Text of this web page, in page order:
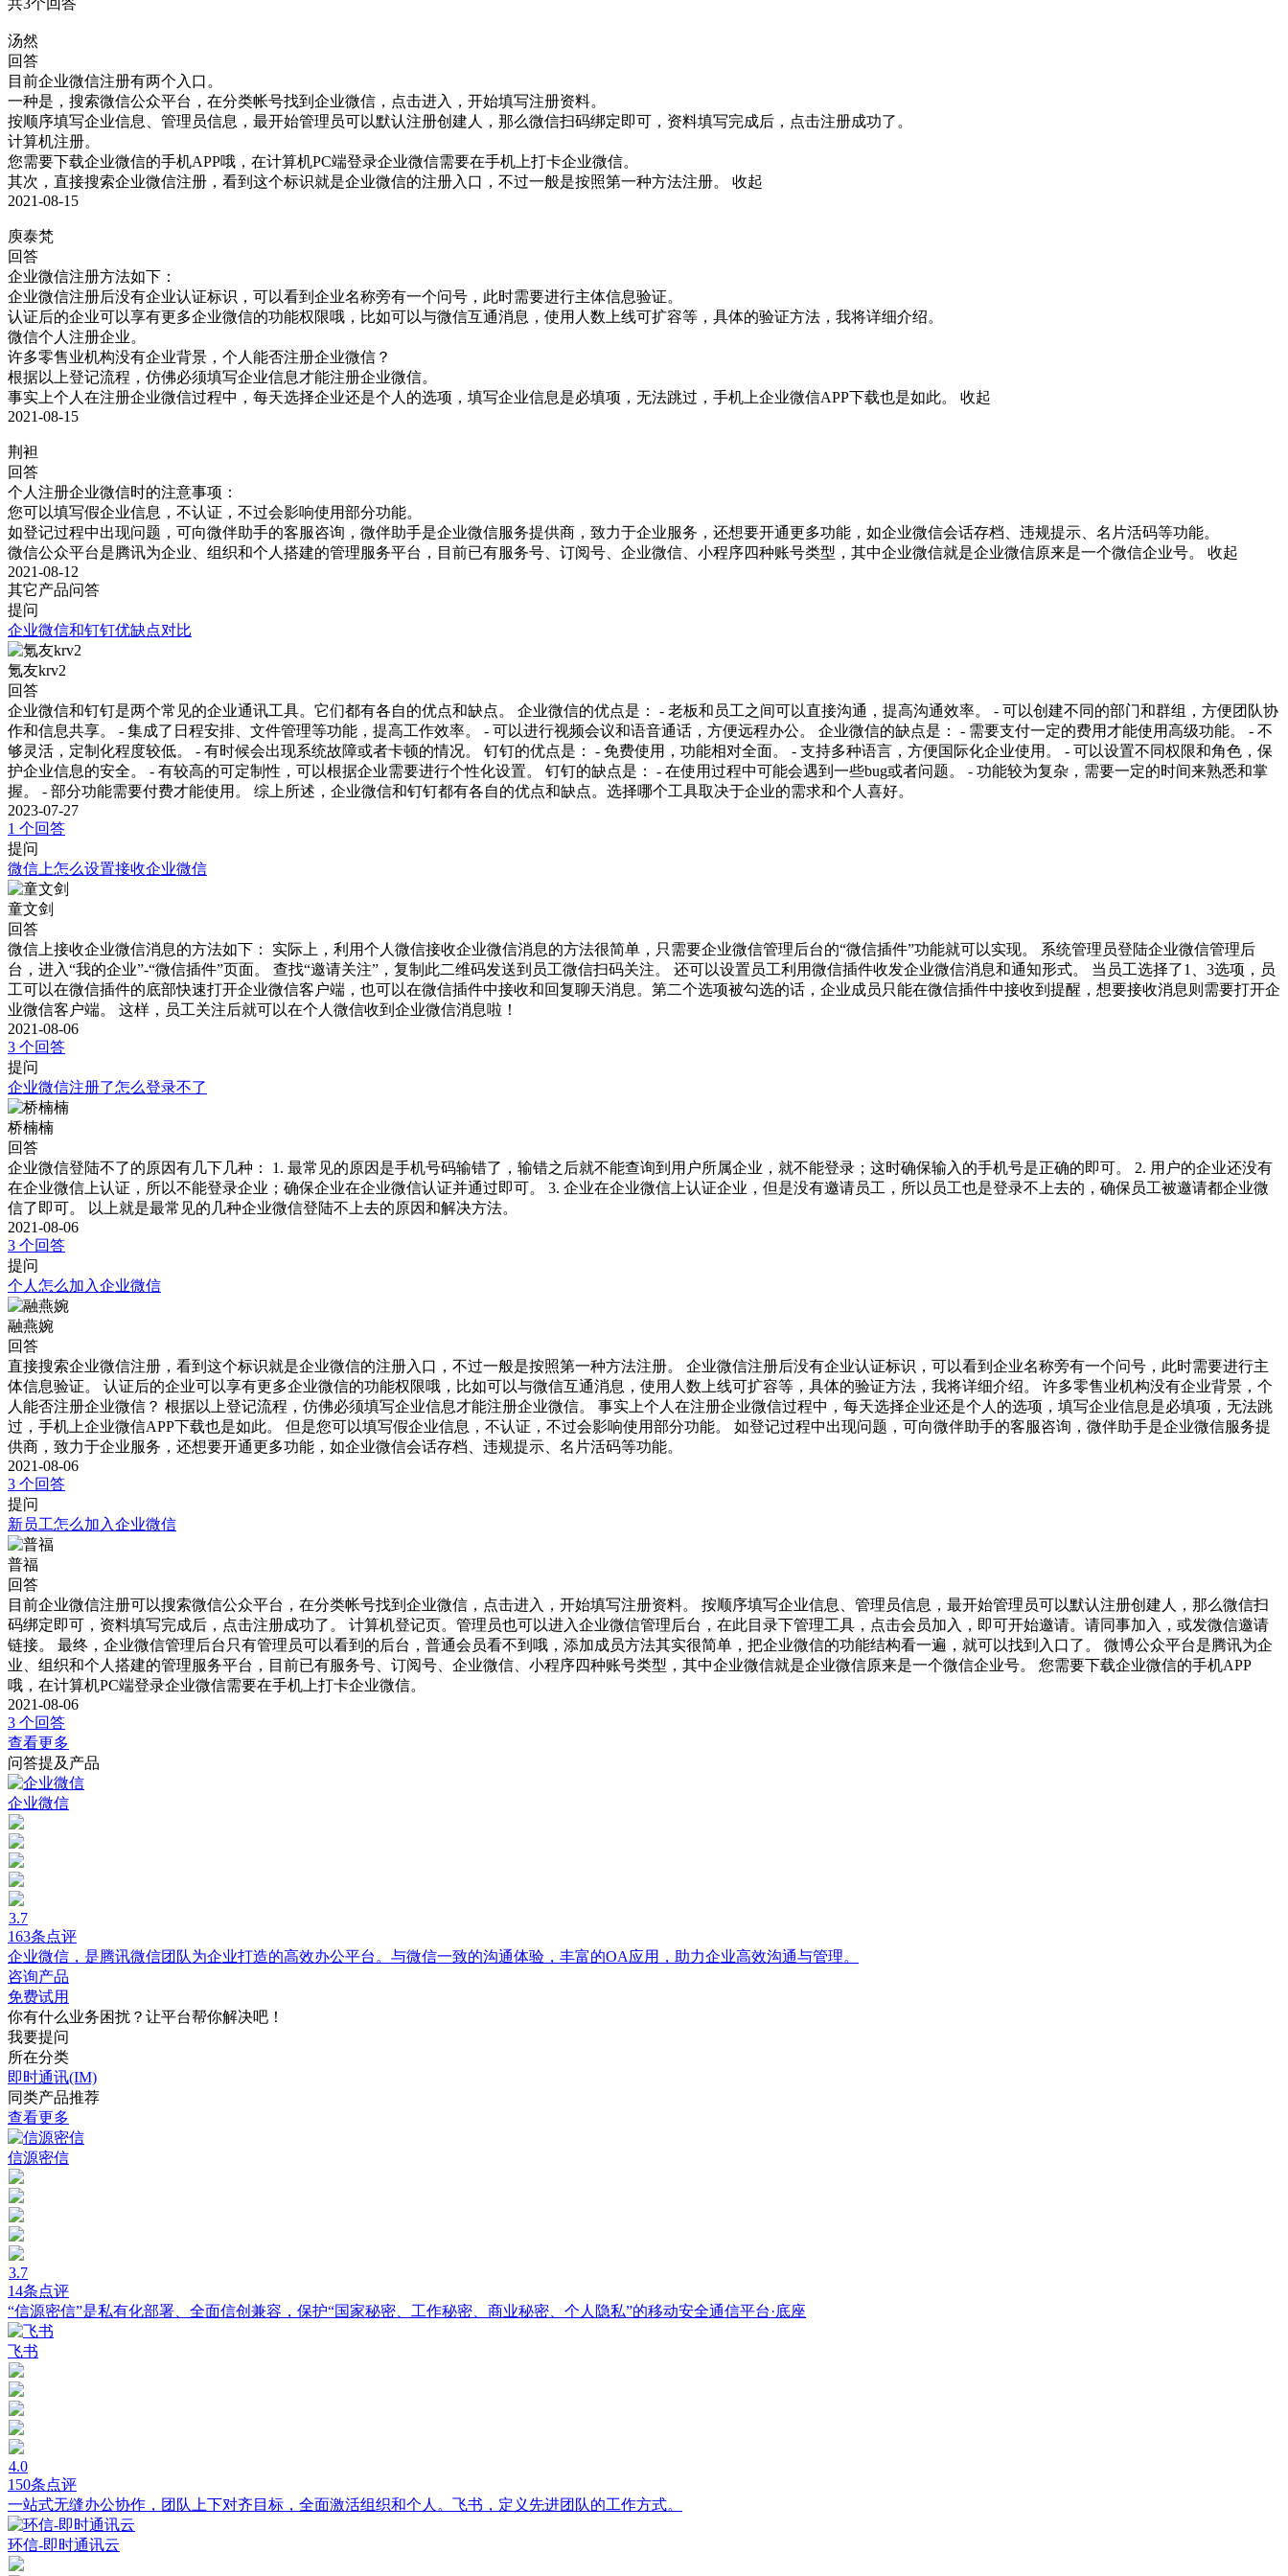
汤然
回答
目前企业微信注册有两个入口。
一种是，搜索微信公众平台，在分类帐号找到企业微信，点击进入，开始填写注册资料。
按顺序填写企业信息、管理员信息，最开始管理员可以默认注册创建人，那么微信扫码绑定即可，资料填写完成后，点击注册成功了。
计算机注册。
您需要下载企业微信的手机APP哦，在计算机PC端登录企业微信需要在手机上打卡企业微信。
其次，直接搜索企业微信注册，看到这个标识就是企业微信的注册入口，不过一般是按照第一种方法注册。
收起
2021-08-15
庾泰梵
回答
企业微信注册方法如下：
企业微信注册后没有企业认证标识，可以看到企业名称旁有一个问号，此时需要进行主体信息验证。
认证后的企业可以享有更多企业微信的功能权限哦，比如可以与微信互通消息，使用人数上线可扩容等，具体的验证方法，我将详细介绍。
微信个人注册企业。
许多零售业机构没有企业背景，个人能否注册企业微信？
根据以上登记流程，仿佛必须填写企业信息才能注册企业微信。
事实上个人在注册企业微信过程中，每天选择企业还是个人的选项，填写企业信息是必填项，无法跳过，手机上企业微信APP下载也是如此。
收起
2021-08-15
荆袒
回答
个人注册企业微信时的注意事项：
您可以填写假企业信息，不认证，不过会影响使用部分功能。
如登记过程中出现问题，可向微伴助手的客服咨询，微伴助手是企业微信服务提供商，致力于企业服务，还想要开通更多功能，如企业微信会话存档、违规提示、名片活码等功能。
微信公众平台是腾讯为企业、组织和个人搭建的管理服务平台，目前已有服务号、订阅号、企业微信、小程序四种账号类型，其中企业微信就是企业微信原来是一个微信企业号。
收起
2021-08-12
其它产品问答
提问
企业微信和钉钉优缺点对比
氪友krv2
回答
企业微信和钉钉是两个常见的企业通讯工具。它们都有各自的优点和缺点。 企业微信的优点是： - 老板和员工之间可以直接沟通，提高沟通效率。 - 可以创建不同的部门和群组，方便团队协
作和信息共享。 - 集成了日程安排、文件管理等功能，提高工作效率。 - 可以进行视频会议和语音通话，方便远程办公。 企业微信的缺点是： - 需要支付一定的费用才能使用高级功能。 - 不
够灵活，定制化程度较低。 - 有时候会出现系统故障或者卡顿的情况。 钉钉的优点是： - 免费使用，功能相对全面。 - 支持多种语言，方便国际化企业使用。 - 可以设置不同权限和角色，保
护企业信息的安全。 - 有较高的可定制性，可以根据企业需要进行个性化设置。 钉钉的缺点是： - 在使用过程中可能会遇到一些bug或者问题。 - 功能较为复杂，需要一定的时间来熟悉和掌
握。 - 部分功能需要付费才能使用。 综上所述，企业微信和钉钉都有各自的优点和缺点。选择哪个工具取决于企业的需求和个人喜好。
2023-07-27
1 个回答
提问
微信上怎么设置接收企业微信
童文剑
回答
微信上接收企业微信消息的方法如下： 实际上，利用个人微信接收企业微信消息的方法很简单，只需要企业微信管理后台的“微信插件”功能就可以实现。 系统管理员登陆企业微信管理后
台，进入“我的企业”-“微信插件”页面。 查找“邀请关注”，复制此二维码发送到员工微信扫码关注。 还可以设置员工利用微信插件收发企业微信消息和通知形式。 当员工选择了1、3选项，员
工可以在微信插件的底部快速打开企业微信客户端，也可以在微信插件中接收和回复聊天消息。第二个选项被勾选的话，企业成员只能在微信插件中接收到提醒，想要接收消息则需要打开企
业微信客户端。 这样，员工关注后就可以在个人微信收到企业微信消息啦！
2021-08-06
3 个回答
提问
企业微信注册了怎么登录不了
桥楠楠
回答
企业微信登陆不了的原因有几下几种： 1. 最常见的原因是手机号码输错了，输错之后就不能查询到用户所属企业，就不能登录；这时确保输入的手机号是正确的即可。 2. 用户的企业还没有
在企业微信上认证，所以不能登录企业；确保企业在企业微信认证并通过即可。 3. 企业在企业微信上认证企业，但是没有邀请员工，所以员工也是登录不上去的，确保员工被邀请都企业微
信了即可。 以上就是最常见的几种企业微信登陆不上去的原因和解决方法。
2021-08-06
3 个回答
提问
个人怎么加入企业微信
融燕婉
回答
直接搜索企业微信注册，看到这个标识就是企业微信的注册入口，不过一般是按照第一种方法注册。 企业微信注册后没有企业认证标识，可以看到企业名称旁有一个问号，此时需要进行主
体信息验证。 认证后的企业可以享有更多企业微信的功能权限哦，比如可以与微信互通消息，使用人数上线可扩容等，具体的验证方法，我将详细介绍。 许多零售业机构没有企业背景，个
人能否注册企业微信？ 根据以上登记流程，仿佛必须填写企业信息才能注册企业微信。 事实上个人在注册企业微信过程中，每天选择企业还是个人的选项，填写企业信息是必填项，无法跳
过，手机上企业微信APP下载也是如此。 但是您可以填写假企业信息，不认证，不过会影响使用部分功能。 如登记过程中出现问题，可向微伴助手的客服咨询，微伴助手是企业微信服务提
供商，致力于企业服务，还想要开通更多功能，如企业微信会话存档、违规提示、名片活码等功能。
2021-08-06
3 个回答
提问
新员工怎么加入企业微信
普福
回答
目前企业微信注册可以搜索微信公众平台，在分类帐号找到企业微信，点击进入，开始填写注册资料。 按顺序填写企业信息、管理员信息，最开始管理员可以默认注册创建人，那么微信扫
码绑定即可，资料填写完成后，点击注册成功了。 计算机登记页。管理员也可以进入企业微信管理后台，在此目录下管理工具，点击会员加入，即可开始邀请。请同事加入，或发微信邀请
链接。 最终，企业微信管理后台只有管理员可以看到的后台，普通会员看不到哦，添加成员方法其实很简单，把企业微信的功能结构看一遍，就可以找到入口了。 微博公众平台是腾讯为企
业、组织和个人搭建的管理服务平台，目前已有服务号、订阅号、企业微信、小程序四种账号类型，其中企业微信就是企业微信原来是一个微信企业号。 您需要下载企业微信的手机APP
哦，在计算机PC端登录企业微信需要在手机上打卡企业微信。
2021-08-06
3 个回答
查看更多
问答提及产品
企业微信
3.7
163条点评
企业微信，是腾讯微信团队为企业打造的高效办公平台。与微信一致的沟通体验，丰富的OA应用，助力企业高效沟通与管理。
咨询产品
免费试用
你有什么业务困扰？让平台帮你解决吧！
我要提问
所在分类
即时通讯(IM)
同类产品推荐
查看更多
信源密信
3.7
14条点评
“信源密信”是私有化部署、全面信创兼容，保护“国家秘密、工作秘密、商业秘密、个人隐私”的移动安全通信平台·底座
飞书
4.0
150条点评
一站式无缝办公协作，团队上下对齐目标，全面激活组织和个人。飞书，定义先进团队的工作方式。
环信-即时通讯云